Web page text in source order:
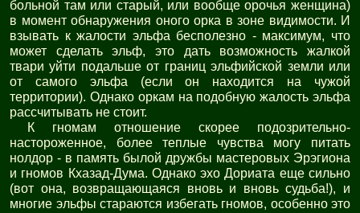
больной там или старый, или вообще орочья женщина)
в момент обнаружения оного орка в зоне видимости. И
взывать к жалости эльфа бесполезно - максимум, что
может сделать эльф, это дать возможность жалкой
твари уйти подальше от границ эльфийской земли или
от самого эльфа (если он находится на чужой
территории). Однако оркам на подобную жалость эльфа
рассчитывать не стоит.
К гномам отношение скорее подозрительно-
настороженное, более теплые чувства могу питать
нолдор - в память былой дружбы мастеровых Эрэгиона
и гномов Кхазад-Дума. Однако эхо Дориата еще сильно
(вот она, возвращающаяся вновь и вновь судьба!), и
многие эльфы стараются избегать гномов, особенно это